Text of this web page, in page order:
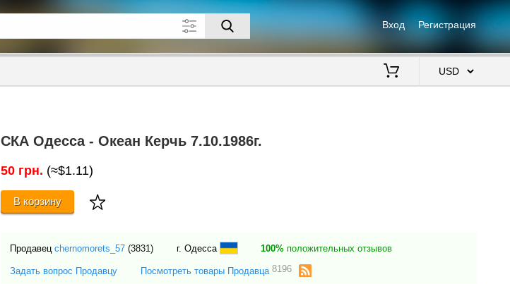
Вход Регистрация
СКА Одесса - Океан Керчь 7.10.1986г.
50 грн. (≈$1.11)
В корзину
Продавец chernomorets_57 (3831) г. Одесса 100% положительных отзывов
Задать вопрос Продавцу Посмотреть товары Продавца 8196